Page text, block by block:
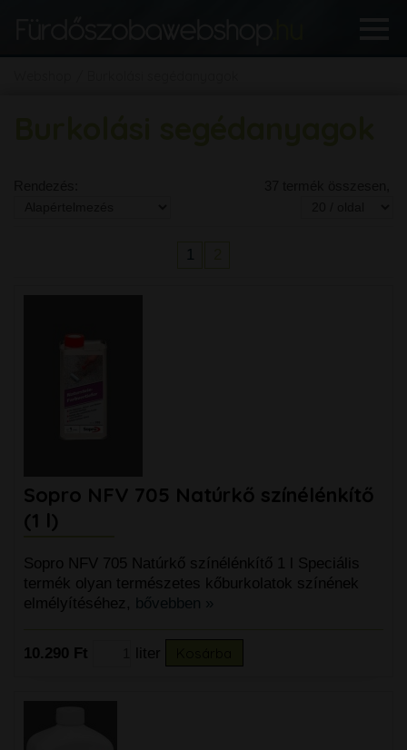
1
Sopro NFV 705 Natúrkő színélénkítő
(1 l)
Sopro NFV 705 Natúrkő színélénkítő 1 l Speciális
termék olyan természetes kőburkolatok színének
elmélyítéséhez,
bővebben »
10.290 Ft liter